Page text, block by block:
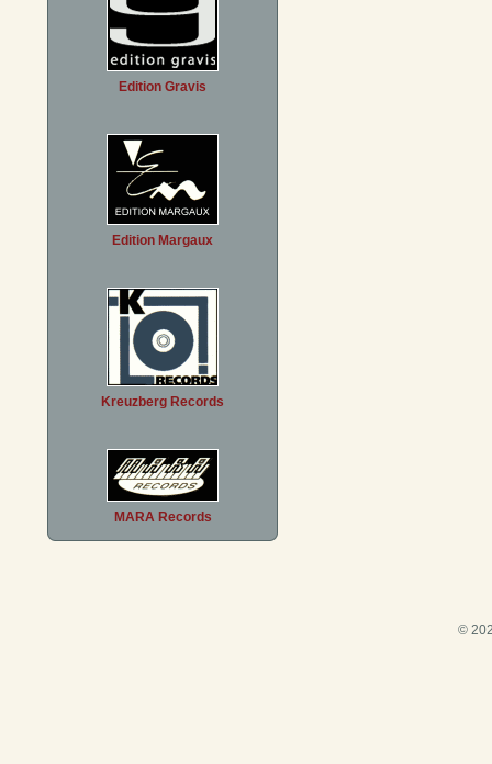
Edition Gravis
Edition Margaux
Kreuzberg Records
MARA Records
©